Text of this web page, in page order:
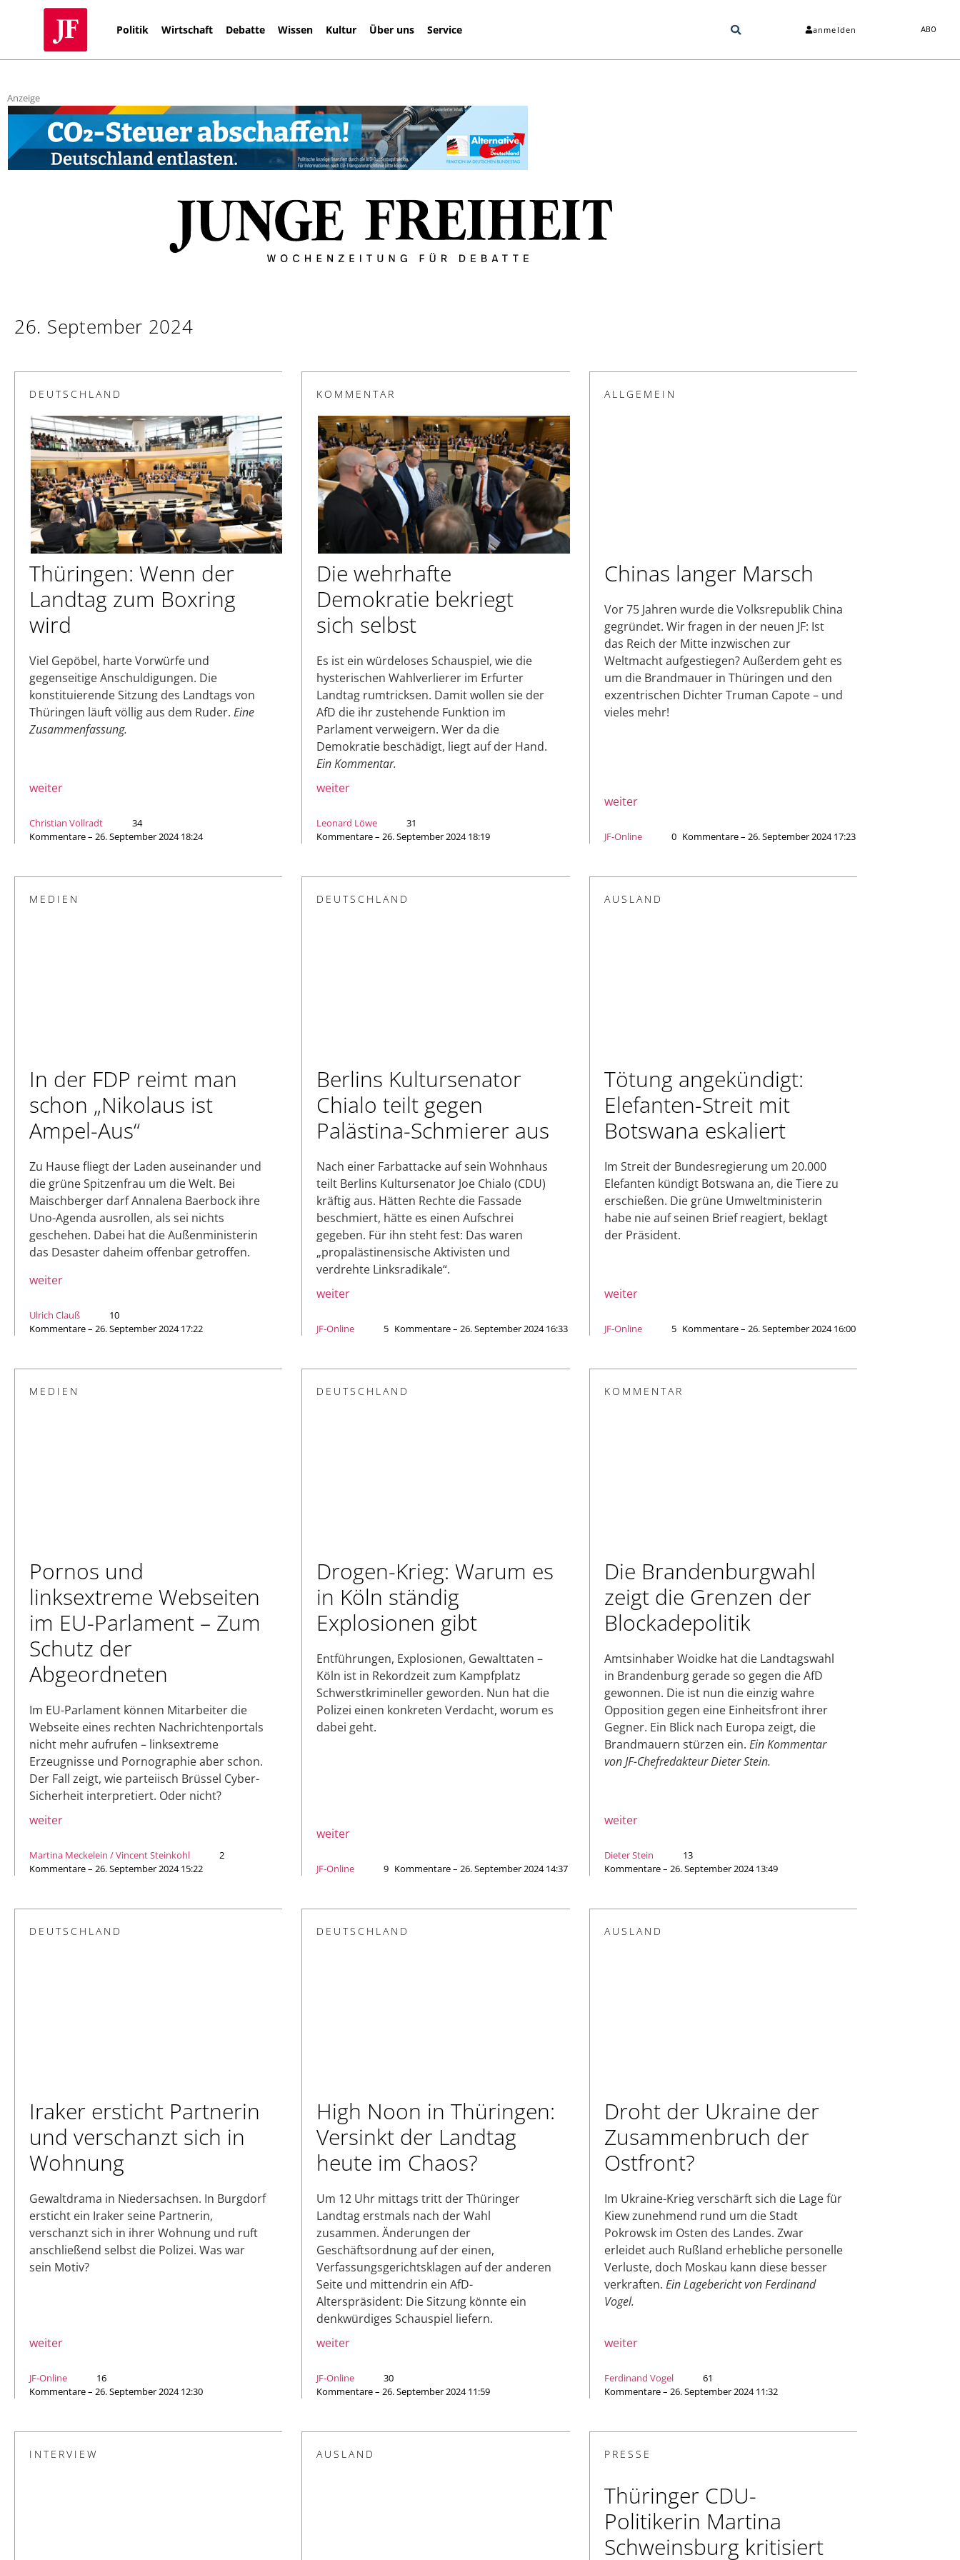
Politik Wirtschaft Debatte Wissen Kultur Über uns Service anmelden ABO
Anzeige
26. September 2024
DEUTSCHLAND
Thüringen: Wenn der
Landtag zum Boxring
wird
Viel Gepöbel, harte Vorwürfe und
gegenseitige Anschuldigungen. Die
konstituierende Sitzung des Landtags von
Thüringen läuft völlig aus dem Ruder. Eine
Zusammenfassung.
weiter
Christian Vollradt
34
Kommentare – 26. September 2024 18:24
KOMMENTAR
Die wehrhafte
Demokratie bekriegt
sich selbst
Es ist ein würdeloses Schauspiel, wie die
hysterischen Wahlverlierer im Erfurter
Landtag rumtricksen. Damit wollen sie der
AfD die ihr zustehende Funktion im
Parlament verweigern. Wer da die
Demokratie beschädigt, liegt auf der Hand.
Ein Kommentar.
weiter
Leonard Löwe
31
Kommentare – 26. September 2024 18:19
ALLGEMEIN
Chinas langer Marsch
Vor 75 Jahren wurde die Volksrepublik China
gegründet. Wir fragen in der neuen JF: Ist
das Reich der Mitte inzwischen zur
Weltmacht aufgestiegen? Außerdem geht es
um die Brandmauer in Thüringen und den
exzentrischen Dichter Truman Capote – und
vieles mehr!
weiter
JF-Online 0 Kommentare – 26. September 2024 17:23
MEDIEN
In der FDP reimt man
schon „Nikolaus ist
Ampel-Aus“
Zu Hause fliegt der Laden auseinander und
die grüne Spitzenfrau um die Welt. Bei
Maischberger darf Annalena Baerbock ihre
Uno-Agenda ausrollen, als sei nichts
geschehen. Dabei hat die Außenministerin
das Desaster daheim offenbar getroffen.
weiter
Ulrich Clauß
10
Kommentare – 26. September 2024 17:22
DEUTSCHLAND
Berlins Kultursenator
Chialo teilt gegen
Palästina-Schmierer aus
Nach einer Farbattacke auf sein Wohnhaus
teilt Berlins Kultursenator Joe Chialo (CDU)
kräftig aus. Hätten Rechte die Fassade
beschmiert, hätte es einen Aufschrei
gegeben. Für ihn steht fest: Das waren
„propalästinensische Aktivisten und
verdrehte Linksradikale“.
weiter
JF-Online 5 Kommentare – 26. September 2024 16:33
AUSLAND
Tötung angekündigt:
Elefanten-Streit mit
Botswana eskaliert
Im Streit der Bundesregierung um 20.000
Elefanten kündigt Botswana an, die Tiere zu
erschießen. Die grüne Umweltministerin
habe nie auf seinen Brief reagiert, beklagt
der Präsident.
weiter
JF-Online 5 Kommentare – 26. September 2024 16:00
MEDIEN
Pornos und
linksextreme Webseiten
im EU-Parlament – Zum
Schutz der
Abgeordneten
Im EU-Parlament können Mitarbeiter die
Webseite eines rechten Nachrichtenportals
nicht mehr aufrufen – linksextreme
Erzeugnisse und Pornographie aber schon.
Der Fall zeigt, wie parteiisch Brüssel Cyber-
Sicherheit interpretiert. Oder nicht?
weiter
Martina Meckelein / Vincent Steinkohl
2
Kommentare – 26. September 2024 15:22
DEUTSCHLAND
Drogen-Krieg: Warum es
in Köln ständig
Explosionen gibt
Entführungen, Explosionen, Gewalttaten –
Köln ist in Rekordzeit zum Kampfplatz
Schwerstkrimineller geworden. Nun hat die
Polizei einen konkreten Verdacht, worum es
dabei geht.
weiter
JF-Online 9 Kommentare – 26. September 2024 14:37
KOMMENTAR
Die Brandenburgwahl
zeigt die Grenzen der
Blockadepolitik
Amtsinhaber Woidke hat die Landtagswahl
in Brandenburg gerade so gegen die AfD
gewonnen. Die ist nun die einzig wahre
Opposition gegen eine Einheitsfront ihrer
Gegner. Ein Blick nach Europa zeigt, die
Brandmauern stürzen ein. Ein Kommentar
von JF-Chefredakteur Dieter Stein.
weiter
Dieter Stein
13
Kommentare – 26. September 2024 13:49
DEUTSCHLAND
Iraker ersticht Partnerin
und verschanzt sich in
Wohnung
Gewaltdrama in Niedersachsen. In Burgdorf
ersticht ein Iraker seine Partnerin,
verschanzt sich in ihrer Wohnung und ruft
anschließend selbst die Polizei. Was war
sein Motiv?
weiter
JF-Online
16
Kommentare – 26. September 2024 12:30
DEUTSCHLAND
High Noon in Thüringen:
Versinkt der Landtag
heute im Chaos?
Um 12 Uhr mittags tritt der Thüringer
Landtag erstmals nach der Wahl
zusammen. Änderungen der
Geschäftsordnung auf der einen,
Verfassungsgerichtsklagen auf der anderen
Seite und mittendrin ein AfD-
Alterspräsident: Die Sitzung könnte ein
denkwürdiges Schauspiel liefern.
weiter
JF-Online
30
Kommentare – 26. September 2024 11:59
AUSLAND
Droht der Ukraine der
Zusammenbruch der
Ostfront?
Im Ukraine-Krieg verschärft sich die Lage für
Kiew zunehmend rund um die Stadt
Pokrowsk im Osten des Landes. Zwar
erleidet auch Rußland erhebliche personelle
Verluste, doch Moskau kann diese besser
verkraften. Ein Lagebericht von Ferdinand
Vogel.
weiter
Ferdinand Vogel
61
Kommentare – 26. September 2024 11:32
INTERVIEW AUSLAND PRESSE
Thüringer CDU-
Politikerin Martina
Schweinsburg kritisiert